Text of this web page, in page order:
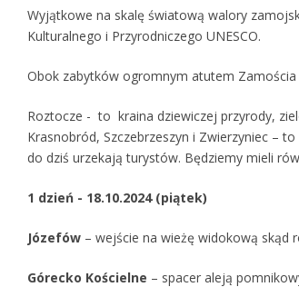
Wyjątkowe na skalę światową walory
Kulturalnego i Przyrodniczego UNESCO.
Obok zabytków ogromnym atutem
Roztocze - to kraina dziewiczej przyrody,
Krasnobród, Szczebrzeszyn i Zwierzyniec –
do dziś urzekają turystów. Będziemy mieli
1 dzień - 18.10.2024 (piątek)
Józefów – wejście na wieżę widokową skąd
Górecko Kościelne – spacer aleją